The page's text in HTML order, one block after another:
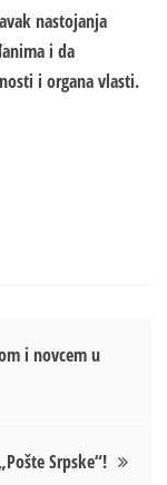
nastojanja
i da
i organa vlasti.
i novcem u
Srpske“!